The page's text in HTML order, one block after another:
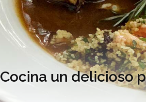
Cocina un delicioso